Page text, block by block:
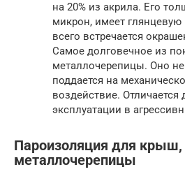
на 20% из акрила. Его
микрон, имеет
всего встречается
Самое долговечное из
металлочерепицы. Оно
поддается на
воздействие.
эксплуатации в
Пароизоляция для
металлочерепицы